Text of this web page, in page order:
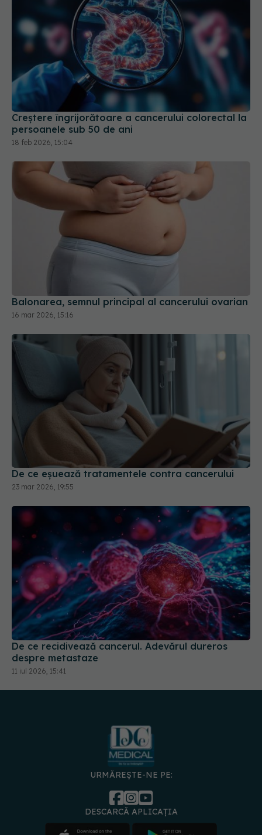
Creștere îngrijorătoare a cancerului colorectal la
persoanele sub 50 de ani
18 feb 2026, 15:04
Balonarea, semnul principal al cancerului ovarian
16 mar 2026, 15:16
De ce eșuează tratamentele contra cancerului
23 mar 2026, 19:55
De ce recidivează cancerul. Adevărul dureros
despre metastaze
11 iul 2026, 15:41
URMĂREȘTE-NE PE:
DESCARCĂ APLICAȚIA